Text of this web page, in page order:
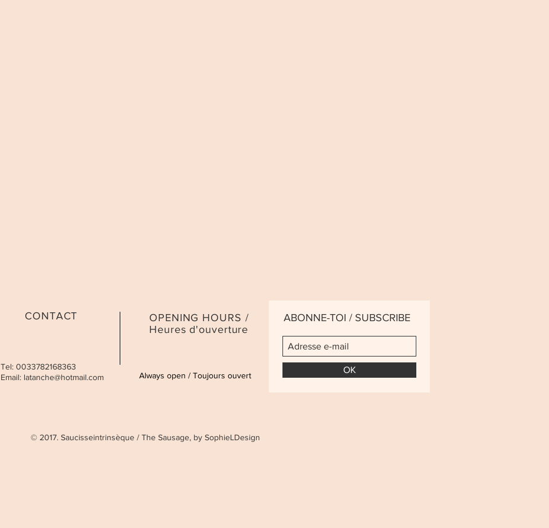
CONTACT
Tel: 0033782168363
Email: latanche@hotmail.com
OPENING HOURS /
Heures d'ouverture
Always open / Toujours ouvert
ABONNE-TOI / SUBSCRIBE
OK
© 2017. Saucisseintrinsèque / The Sausage, by SophieLDesign